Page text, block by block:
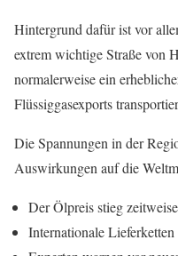
Hintergrund dafür ist vor
extrem wichtige Straße von
normalerweise ein
Flüssiggasexports
Die Spannungen in der
Auswirkungen auf die
Der Ölpreis stieg
Internationale